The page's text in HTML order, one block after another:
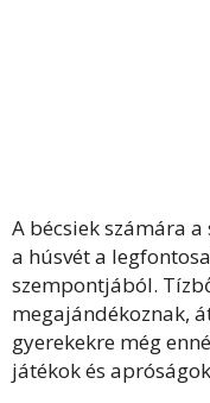
A bécsiek számára
a húsvét a
szempontjából.
megajándékoznak,
gyerekekre még
játékok és